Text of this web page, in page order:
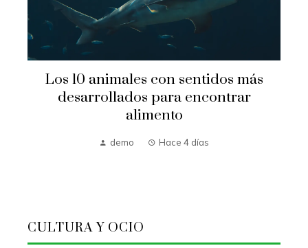
Los 10 animales con sentidos más
desarrollados para encontrar
alimento
demo Hace 4 días
CULTURA Y OCIO